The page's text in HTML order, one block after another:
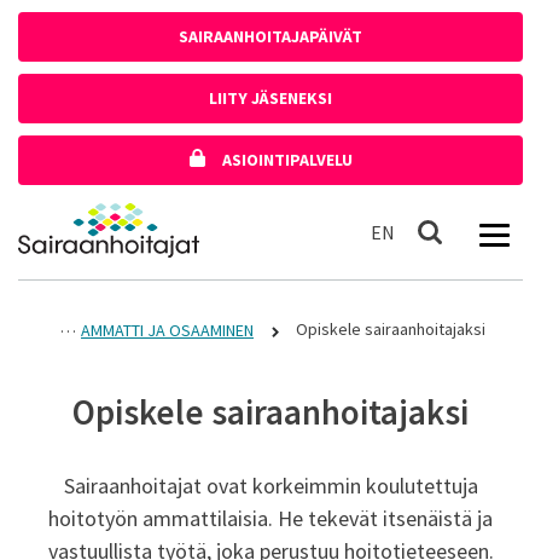
SAIRAANHOITAJAPÄIVÄT
LIITY JÄSENEKSI
ASIOINTIPALVELU
Etusivulle
EN In English
Haku
AMMATTI JA OSAAMINEN Opiskele sairaanhoitajaksi
Opiskele sairaanhoitajaksi
Sairaanhoitajat ovat korkeimmin koulutettuja
hoitotyön ammattilaisia. He tekevät itsenäistä ja
vastuullista työtä, joka perustuu hoitotieteeseen.